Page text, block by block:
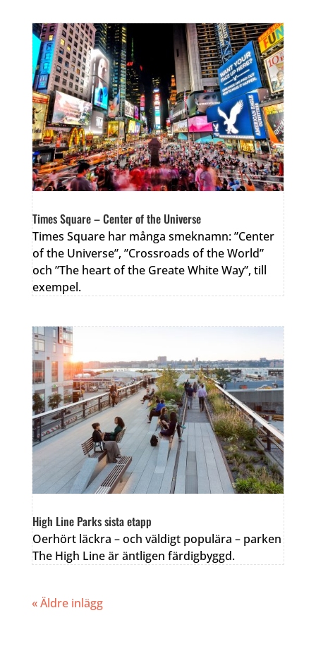
Times Square – Center of the Universe
Times Square har många smeknamn: ”Center
of the Universe”, ”Crossroads of the World”
och ”The heart of the Greate White Way”, till
exempel.
High Line Parks sista etapp
Oerhört läckra – och väldigt populära – parken
The High Line är äntligen färdigbyggd.
« Äldre inlägg